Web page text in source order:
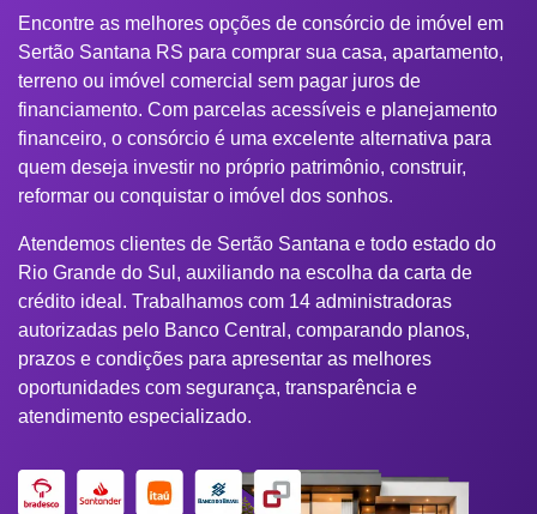
Encontre as melhores opções de consórcio de imóvel em
Sertão Santana RS para comprar sua casa, apartamento,
terreno ou imóvel comercial sem pagar juros de
financiamento. Com parcelas acessíveis e planejamento
financeiro, o consórcio é uma excelente alternativa para
quem deseja investir no próprio patrimônio, construir,
reformar ou conquistar o imóvel dos sonhos.
Atendemos clientes de Sertão Santana e todo estado do
Rio Grande do Sul, auxiliando na escolha da carta de
crédito ideal. Trabalhamos com 14 administradoras
autorizadas pelo Banco Central, comparando planos,
prazos e condições para apresentar as melhores
oportunidades com segurança, transparência e
atendimento especializado.